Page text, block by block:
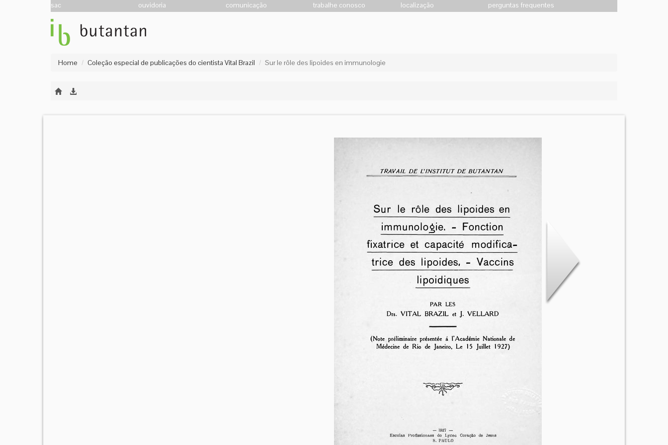
sac ouvidoria comunicação trabalhe conosco localização perguntas frequentes
Home Coleção especial de publicações do cientista Vital Brazil Sur le rôle des lipoides en immunologie